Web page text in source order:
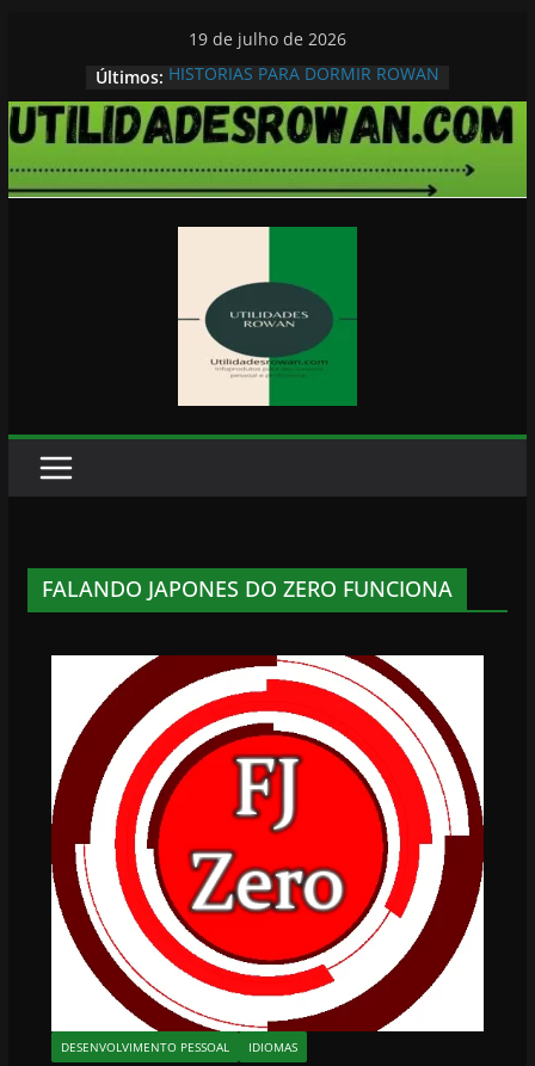
conteúdo
19 de julho de 2026
Últimos: HISTORIAS PARA DORMIR ROWAN
FALANDO JAPONES DO ZERO FUNCIONA
DESENVOLVIMENTO PESSOAL IDIOMAS